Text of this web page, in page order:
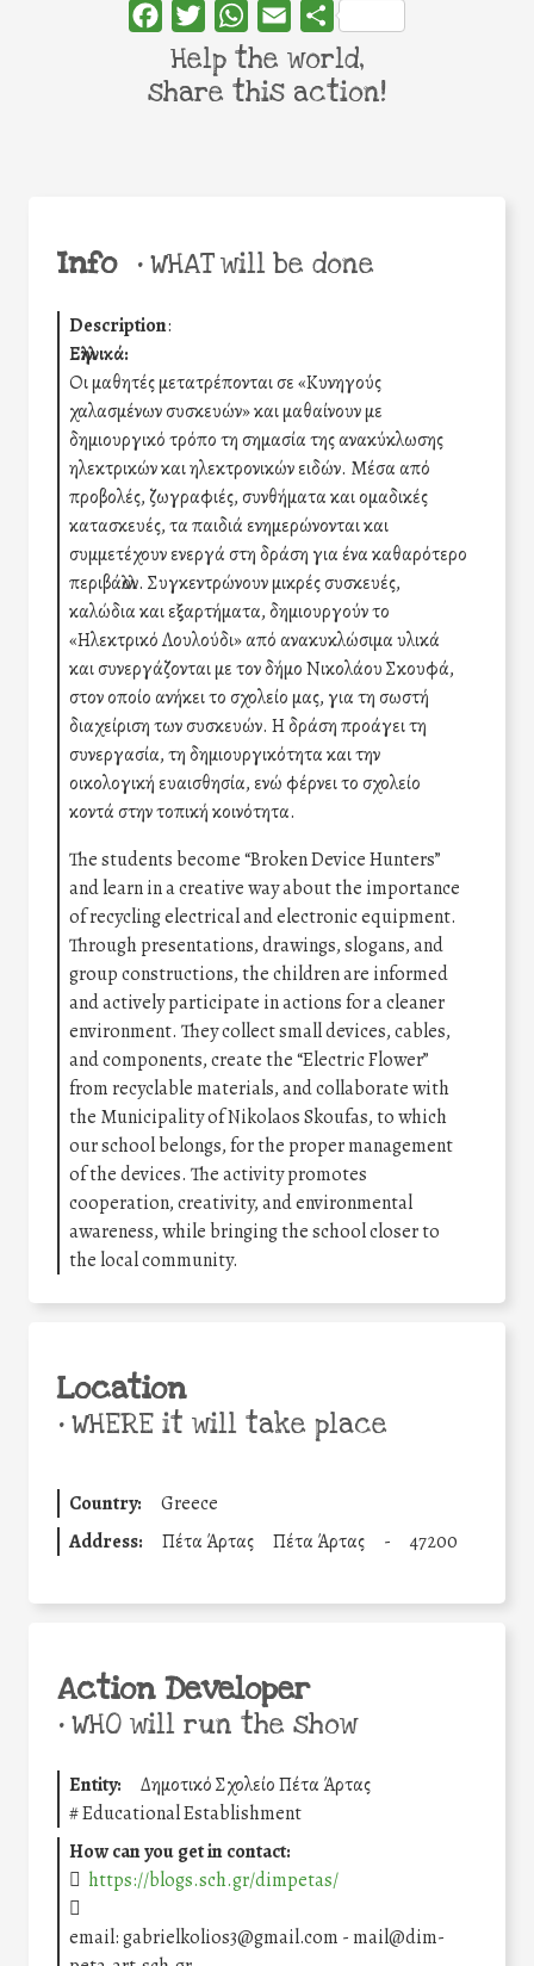
Info •WHAT will be done
Description:
Ελληνικά:
Οι μαθητές μετατρέπονται σε «Κυνηγούς
χαλασμένων συσκευών» και μαθαίνουν με
δημιουργικό τρόπο τη σημασία της ανακύκλωσης
ηλεκτρικών και ηλεκτρονικών ειδών. Μέσα από
προβολές, ζωγραφιές, συνθήματα και ομαδικές
κατασκευές, τα παιδιά ενημερώνονται και
συμμετέχουν ενεργά στη δράση για ένα καθαρότερο
περιβάλλον. Συγκεντρώνουν μικρές συσκευές,
καλώδια και εξαρτήματα, δημιουργούν το
«Ηλεκτρικό Λουλούδι» από ανακυκλώσιμα υλικά
και συνεργάζονται με τον δήμο Νικολάου Σκουφά,
στον οποίο ανήκει το σχολείο μας, για τη σωστή
διαχείριση των συσκευών. Η δράση προάγει τη
συνεργασία, τη δημιουργικότητα και την
οικολογική ευαισθησία, ενώ φέρνει το σχολείο
κοντά στην τοπική κοινότητα.
The students become “Broken Device Hunters”
and learn in a creative way about the importance
of recycling electrical and electronic equipment.
Through presentations, drawings, slogans, and
group constructions, the children are informed
and actively participate in actions for a cleaner
environment. They collect small devices, cables,
and components, create the “Electric Flower”
from recyclable materials, and collaborate with
the Municipality of Nikolaos Skoufas, to which
our school belongs, for the proper management
of the devices. The activity promotes
cooperation, creativity, and environmental
awareness, while bringing the school closer to
the local community.
Location
•WHERE it will take place
Country:
Greece
Address:
Πέτα Άρτας Πέτα Άρτας - 47200
Action Developer
•WHO will run the show
Entity:
Δημοτικό Σχολείο Πέτα Άρτας
#Educational Establishment
How can you get in contact:
https://blogs.sch.gr/dimpetas/
email: gabrielkolios3@gmail.com - mail@dim-
FacebookTwitterWhatsApp
Email Share
Help the world,
share this action!